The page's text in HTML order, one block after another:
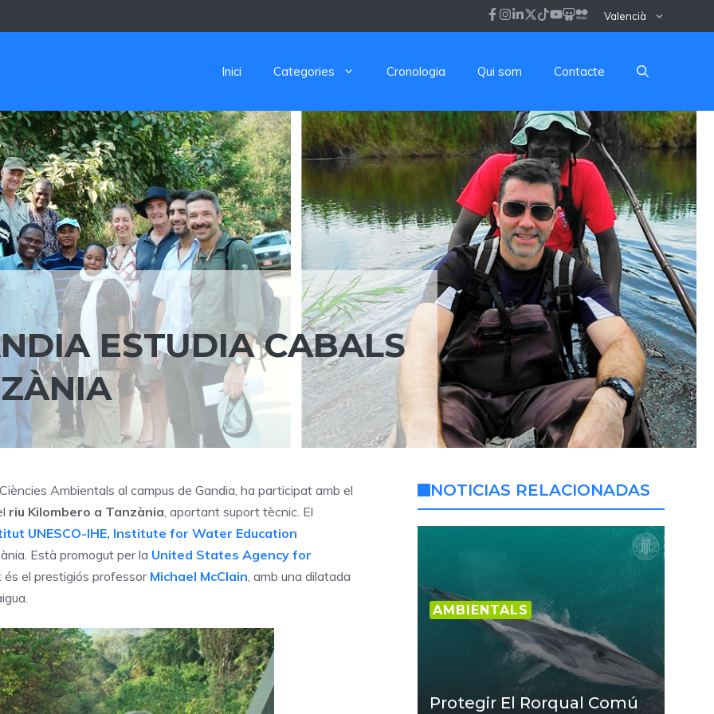
Valencià
Inici Categories Cronologia Qui som Contacte
ESTUDIA CABALS
Ambientals al campus de Gandia, ha participat amb el
riu Kilombero a Tanzània, aportant suport tècnic. El
UNESCO-IHE, Institute for Water Education
Està promogut per la United States Agency for
és el prestigiós professor Michael McClain, amb una dilatada
NOTICIAS RELACIONADAS
AMBIENTALS
Protegir El Rorqual Comú